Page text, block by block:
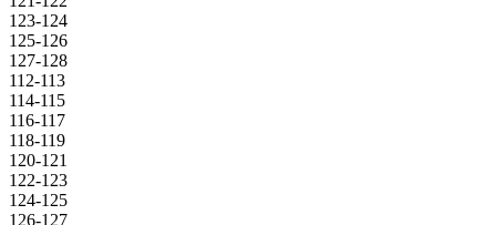
123-124
125-126
127-128
112-113
114-115
116-117
118-119
120-121
122-123
124-125
126-127